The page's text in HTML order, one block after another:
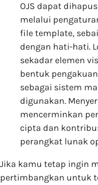
OJS dapat
melalui
file template,
dengan hati-hati.
sekadar elemen
bentuk
sebagai sistem
digunakan.
mencerminkan
cipta dan
perangkat lunak
Jika kamu tetap ingin
pertimbangkan untuk